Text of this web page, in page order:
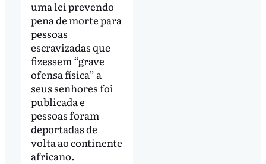
uma lei prevendo
pena de morte para
pessoas
escravizadas que
fizessem “grave
ofensa física” a
seus senhores foi
publicada e
pessoas foram
deportadas de
volta ao continente
africano.